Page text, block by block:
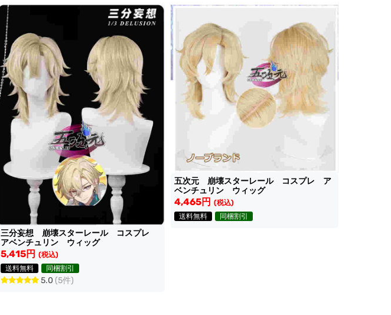
三分妄想 崩壊スターレール コスプレ
アベンチュリン ウィッグ
5,415円 (税込)
送料無料
同梱割引
5.0 (5件)
五次元 崩壊スターレール コスプレ ア
ベンチュリン ウィッグ
4,465円 (税込)
送料無料
同梱割引